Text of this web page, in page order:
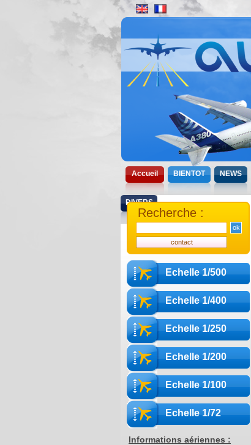
Accueil BIENTOT NEWS
DIVERS
Echelle 1/500
Echelle 1/400
Echelle 1/250
Echelle 1/200
Echelle 1/100
Echelle 1/72
Informations aériennes :
Recherche :